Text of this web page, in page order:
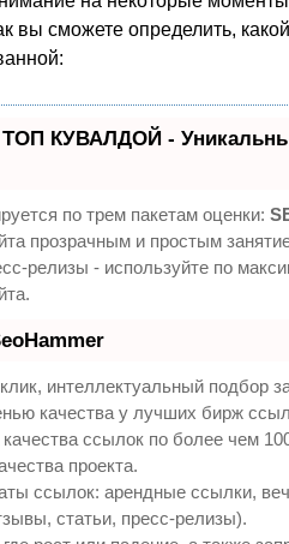
вы сможете определить,
КУВАЛДОЙ -
по трем пакетам оценки:
прозрачным и простым
релизы - используйте по
интеллектуальный подбор
качества у лучших бирж
ссылок по более чем
проекта.
ссылок: арендные ссылки,
статьи, пресс-релизы).